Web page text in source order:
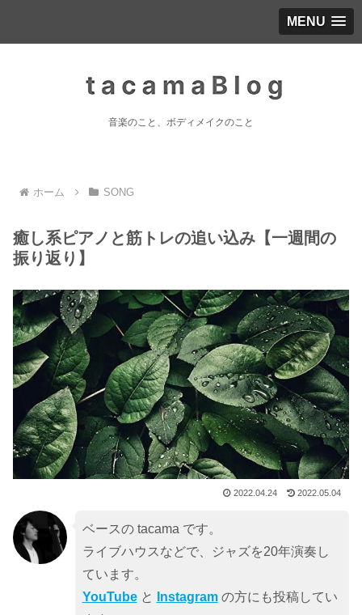
MENU
音楽のこと、ボディメイクのこと
ホーム SONG
癒し系ピアノと筋トレの追い込み【一週間の
振り返り】
2022.04.24 2022.05.04
ベースの tacama です。
ライブハウスなどで、ジャズを20年演奏し
ています。
YouTubeと Instagramの方にも投稿してい